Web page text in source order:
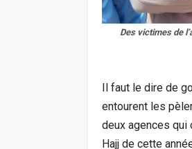
Des victimes de
Il faut le dire de
entourent les
deux agences qui
Hajj de cette